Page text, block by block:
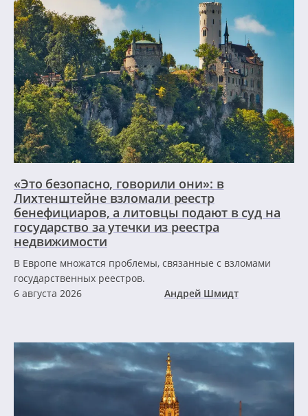
«Это безопасно, говорили они»: в
Лихтенштейне взломали реестр
бенефициаров, а литовцы подают в суд на
государство за утечки из реестра
недвижимости
В Европе множатся проблемы, связанные с взломами
государственных реестров.
6 августа 2026
Андрей Шмидт